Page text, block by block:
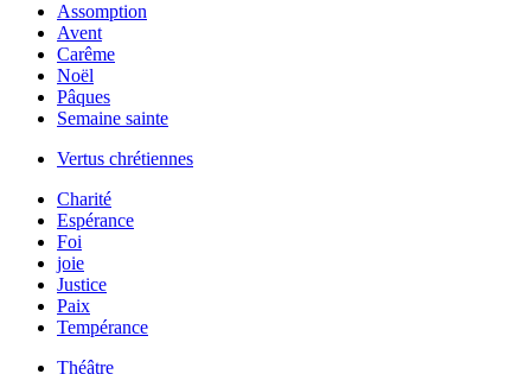
Assomption
Avent
Carême
Noël
Pâques
Semaine sainte
Vertus chrétiennes
Charité
Espérance
Foi
joie
Justice
Paix
Tempérance
Théâtre